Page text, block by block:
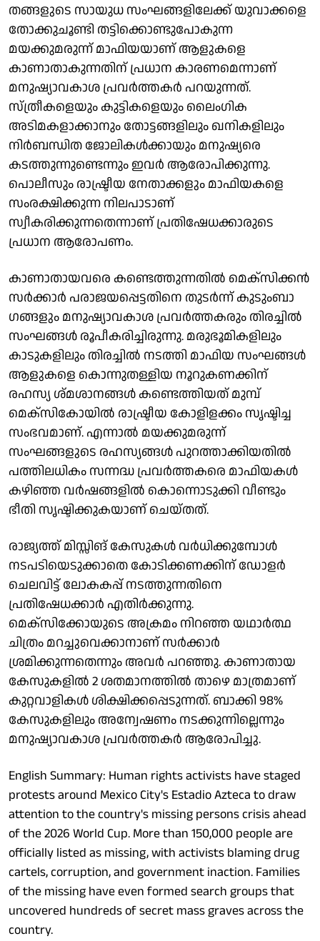
തങ്ങളുടെ സായുധ സംഘങ്ങളിലേക്ക് യുവാക്കളെ
തോക്കുചൂണ്ടി തട്ടിക്കൊണ്ടുപോകുന്ന
മയക്കുമരുന്ന് മാഫിയയാണ് ആളുകളെ
കാണാതാകുന്നതിന് പ്രധാന കാരണമെന്നാണ്
മനുഷ്യാവകാശ പ്രവർത്തകർ പറയുന്നത്.
സ്ത്രീകളെയും കുട്ടികളെയും ലൈംഗിക
അടിമകളാക്കാനും തോട്ടങ്ങളിലും ഖനികളിലും
നിർബന്ധിത ജോലികൾക്കായും മനുഷ്യരെ
കടത്തുന്നുണ്ടെന്നും ഇവർ ആരോപിക്കുന്നു.
പൊലീസും രാഷ്ട്രീയ നേതാക്കളും മാഫിയകളെ
സംരക്ഷിക്കുന്ന നിലപാടാണ്
സ്വീകരിക്കുന്നതെന്നാണ് പ്രതിഷേധക്കാരുടെ
പ്രധാന ആരോപണം.
കാണാതായവരെ കണ്ടെത്തുന്നതിൽ മെക്സിക്കൻ
സർക്കാർ പരാജയപ്പെട്ടതിനെ തുടർന്ന് കുടുംബാ​​
ഗങ്ങളും മനുഷ്യാവകാശ പ്രവർത്തകരും തിരച്ചിൽ
സംഘങ്ങൾ രൂപീകരിച്ചിരുന്നു. മരുഭൂമികളിലും
കാടുകളിലും തിരച്ചിൽ നടത്തി മാഫിയ സംഘങ്ങൾ
ആളുകളെ കൊന്നുതള്ളിയ നൂറുകണക്കിന്
രഹസ്യ ശ്മശാനങ്ങൾ കണ്ടെത്തിയത് മുമ്പ്
മെക്സികോയിൽ രാഷ്ട്രീയ കോളിളക്കം സൃഷ്ടിച്ച
സംഭവമാണ്. എന്നാൽ മയക്കുമരുന്ന്
സംഘങ്ങളുടെ രഹസ്യങ്ങൾ പുറത്താക്കിയതിൽ
പത്തിലധികം സന്നദ്ധ പ്രവർത്തകരെ മാഫിയകൾ
കഴിഞ്ഞ വർഷങ്ങളിൽ കൊന്നൊടുക്കി വീണ്ടും
ഭീതി സ‍ൃഷ്ടിക്കുകയാണ് ചെയ്തത്.
രാജ്യത്ത് മിസ്സിങ് കേസുകൾ വർധിക്കുമ്പോൾ
നടപടിയെടുക്കാതെ കോടിക്കണക്കിന് ഡോളർ
ചെലവിട്ട് ലോകകപ്പ് നടത്തുന്നതിനെ
പ്രതിഷേധക്കാർ എതിർക്കുന്നു.
മെക്സിക്കോയുടെ അക്രമം നിറഞ്ഞ യഥാർത്ഥ
ചിത്രം മറച്ചുവെക്കാനാണ് സർക്കാർ
ശ്രമിക്കുന്നതെന്നും അവർ പറഞ്ഞു. കാണാതായ
കേസുകളിൽ 2 ശതമാനത്തിൽ താഴെ മാത്രമാണ്
കുറ്റവാളികൾ ശിക്ഷിക്കപ്പെടുന്നത്. ബാക്കി 98%
കേസുകളിലും അന്വേഷണം നടക്കുന്നില്ലെന്നും
മനുഷ്യാവകാശ പ്രവർത്തകർ ആരോപിച്ചു.
English Summary: Human rights activists have staged
protests around Mexico City's Estadio Azteca to draw
attention to the country's missing persons crisis ahead
of the 2026 World Cup. More than 150,000 people are
officially listed as missing, with activists blaming drug
cartels, corruption, and government inaction. Families
of the missing have even formed search groups that
uncovered hundreds of secret mass graves across the
country.